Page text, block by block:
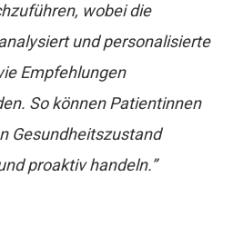
wobei die
und personalisierte
Empfehlungen
So können Patientinnen
Gesundheitszustand
proaktiv handeln.”